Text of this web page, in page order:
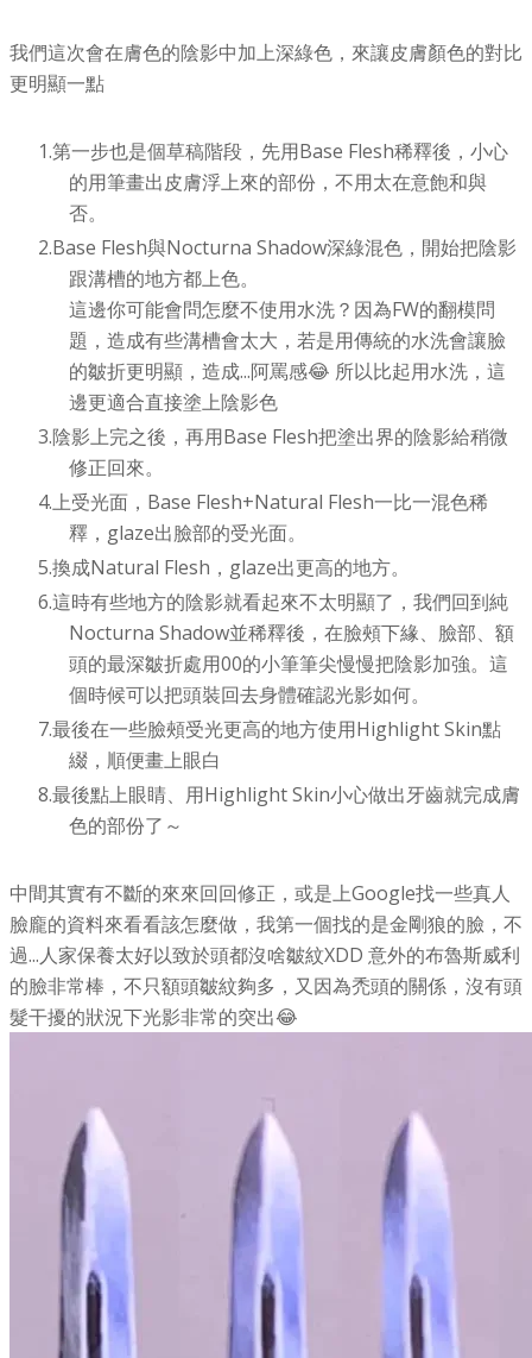
我們這次會在膚色的陰影中加上深綠色，來讓皮膚顏色的對比
更明顯一點
第一步也是個草稿階段，先用Base Flesh稀釋後，小心
的用筆畫出皮膚浮上來的部份，不用太在意飽和與
否。
Base Flesh與Nocturna Shadow深綠混色，開始把陰影
跟溝槽的地方都上色。
這邊你可能會問怎麼不使用水洗？因為FW的翻模問
題，造成有些溝槽會太大，若是用傳統的水洗會讓臉
的皺折更明顯，造成...阿罵感😂 所以比起用水洗，這
邊更適合直接塗上陰影色
陰影上完之後，再用Base Flesh把塗出界的陰影給稍微
修正回來。
上受光面，Base Flesh+Natural Flesh一比一混色稀
釋，glaze出臉部的受光面。
換成Natural Flesh，glaze出更高的地方。
這時有些地方的陰影就看起來不太明顯了，我們回到純
Nocturna Shadow並稀釋後，在臉頰下緣、臉部、額
頭的最深皺折處用00的小筆筆尖慢慢把陰影加強。這
個時候可以把頭裝回去身體確認光影如何。
最後在一些臉頰受光更高的地方使用Highlight Skin點
綴，順便畫上眼白
最後點上眼睛、用Highlight Skin小心做出牙齒就完成膚
色的部份了～
中間其實有不斷的來來回回修正，或是上Google找一些真人
臉龐的資料來看看該怎麼做，我第一個找的是金剛狼的臉，不
過...人家保養太好以致於頭都沒啥皺紋XDD 意外的布魯斯威利
的臉非常棒，不只額頭皺紋夠多，又因為禿頭的關係，沒有頭
髮干擾的狀況下光影非常的突出😂